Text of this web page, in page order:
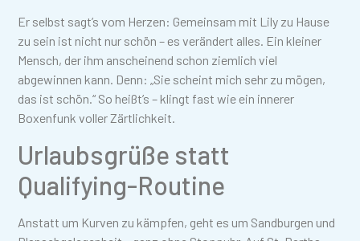
Er selbst sagt’s vom Herzen: Gemeinsam mit Lily zu Hause
zu sein ist nicht nur schön – es verändert alles. Ein kleiner
Mensch, der ihm anscheinend schon ziemlich viel
abgewinnen kann. Denn: „Sie scheint mich sehr zu mögen,
das ist schön.“ So heißt’s – klingt fast wie ein innerer
Boxenfunk voller Zärtlichkeit.
Urlaubsgrüße statt
Qualifying-Routine
Anstatt um Kurven zu kämpfen, geht es um Sandburgen und